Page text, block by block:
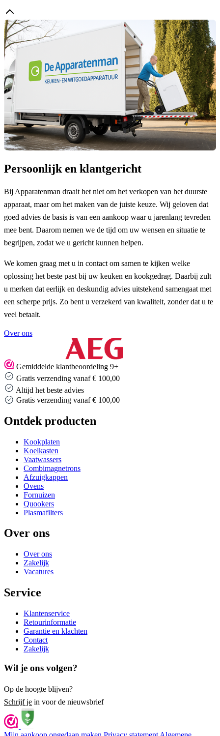
Persoonlijk en klantgericht
Bij Apparatenman draait het niet om het verkopen van het duurste
apparaat, maar om het maken van de juiste keuze. Wij geloven dat
goed advies de basis is van een aankoop waar u jarenlang tevreden
mee bent. Daarom nemen we de tijd om uw wensen en situatie te
begrijpen, zodat we u gericht kunnen helpen.
We komen graag met u in contact om samen te kijken welke
oplossing het beste past bij uw keuken en kookgedrag. Daarbij zult
u merken dat eerlijk en deskundig advies uitstekend samengaat met
een scherpe prijs. Zo bent u verzekerd van kwaliteit, zonder dat u te
veel betaalt.
Over ons
Gemiddelde klantbeoordeling 9+
Gratis verzending vanaf € 100,00
Altijd het beste advies
Gratis verzending vanaf € 100,00
Ontdek producten
Kookplaten
Koelkasten
Vaatwassers
Combimagnetrons
Afzuigkappen
Ovens
Fornuizen
Quookers
Plasmafilters
Over ons
Over ons
Zakelijk
Vacatures
Service
Klantenservice
Retourinformatie
Garantie en klachten
Contact
Zakelijk
Wil je ons volgen?
Op de hoogte blijven?
Schrijf je in voor de nieuwsbrief